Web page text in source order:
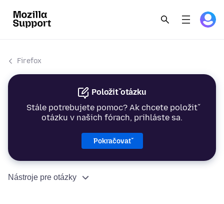
Firefox
Položiť otázku
Stále potrebujete pomoc? Ak chcete položiť
otázku v našich fórach, prihláste sa.
Pokračovať
Nástroje pre otázky